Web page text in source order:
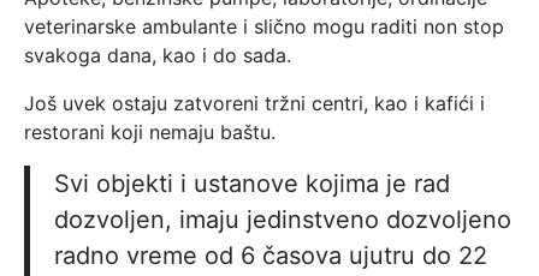
veterinarske ambulante i slično mogu raditi non stop
svakoga dana, kao i do sada.
Još uvek ostaju zatvoreni tržni centri, kao i kafići i
restorani koji nemaju baštu.
Svi objekti i ustanove kojima je rad
dozvoljen, imaju jedinstveno dozvoljeno
radno vreme od 6 časova ujutru do 22